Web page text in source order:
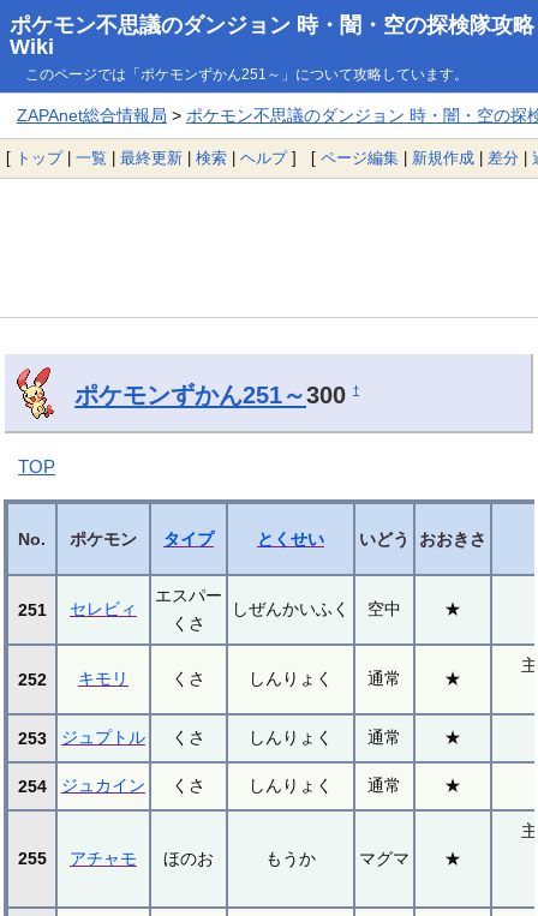
ポケモン不思議のダンジョン 時・闇・空の探検隊攻略
Wiki
このページでは「ポケモンずかん251～」について攻略しています。
ZAPAnet総合情報局 > ポケモン不思議のダンジョン 時・闇・空の探
[ トップ| 一覧 | 最終更新 | 検索 | ヘルプ] [ ページ編集 | 新規作成 | 差分 |
ポケモンずかん251～300†
TOP
No. ポケモン タイプ とくせい いどう おおきさ
251 セレビィ
エスパー
くさ
しぜんかいふく 空中 ★
252 キモリ くさ しんりょく 通常 ★
253 ジュプトル くさ しんりょく 通常 ★
254 ジュカイン くさ しんりょく 通常 ★
255 アチャモ ほのお もうか マグマ ★